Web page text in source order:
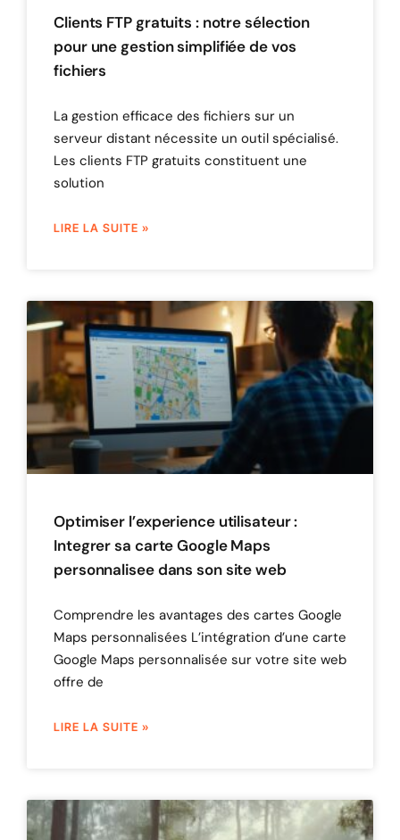
Clients FTP gratuits : notre sélection
pour une gestion simplifiée de vos
fichiers
La gestion efficace des fichiers sur un
serveur distant nécessite un outil spécialisé.
Les clients FTP gratuits constituent une
solution
LIRE LA SUITE »
Optimiser l’experience utilisateur :
Integrer sa carte Google Maps
personnalisee dans son site web
Comprendre les avantages des cartes Google
Maps personnalisées L’intégration d’une carte
Google Maps personnalisée sur votre site web
offre de
LIRE LA SUITE »